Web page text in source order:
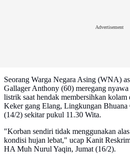
Advertisement
Seorang Warga Negara Asing (WNA)
Gallager Anthony (60) meregang nyawa
listrik saat hendak membersihkan
Keker gang Elang, Lingkungan Bhuana
(14/2) sekitar pukul 11.30 Wita.
"Korban sendiri tidak menggunakan
kondisi hujan lebat," ucap Kanit
HA Muh Nurul Yaqin, Jumat (16/2).